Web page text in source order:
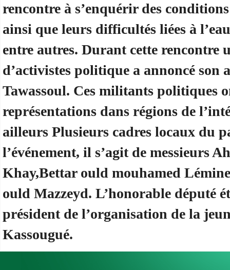
rencontre à s’enquérir des
ainsi que leurs difficultés liées à
entre autres. Durant cette rencontre
d’activistes politique a annoncé son
Tawassoul. Ces militants politiques
représentations dans régions de
ailleurs Plusieurs cadres locaux du
l’événement, il s’agit de messieurs
Khay,Bettar ould mouhamed
ould Mazzeyd. L’honorable député
président de l’organisation de la
Kassougué.